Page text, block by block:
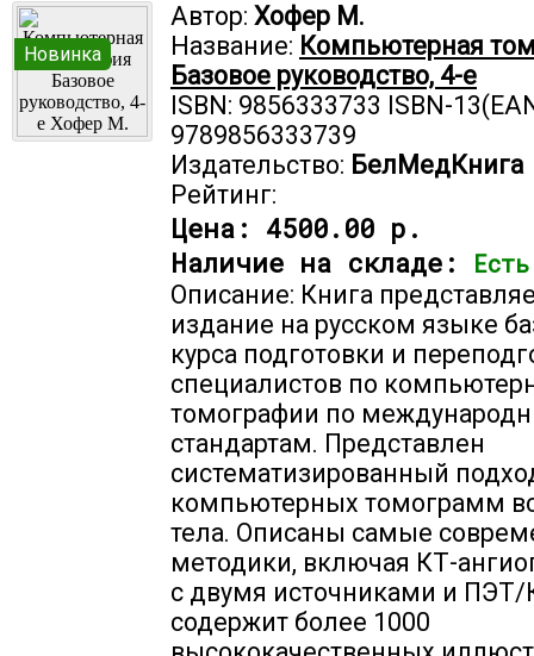
Новинка
Автор: Хофер М.
Название: Компьютерная
Базовое руководство, 4-е
ISBN: 9856333733 ISBN-
9789856333739
Издательство: БелМедКнига
Рейтинг:
Цена: 4500.00 р.
Наличие на складе:
Описание: Книга
издание на русском языке
курса подготовки и
специалистов по
томографии по
стандартам. Представлен
систематизированный
компьютерных томограмм
тела. Описаны самые
методики, включая КТ-
с двумя источниками и ПЭТ/
содержит более 1000